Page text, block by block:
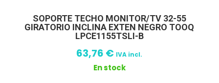
SOPORTE TECHO MONITOR/TV 32-55
GIRATORIO INCLINA EXTEN NEGRO TOOQ
LPCE1155TSLI-B
63,76 € IVA incl.
En stock